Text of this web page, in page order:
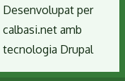
Desenvolupat per
calbasi.net amb
tecnologia Drupal